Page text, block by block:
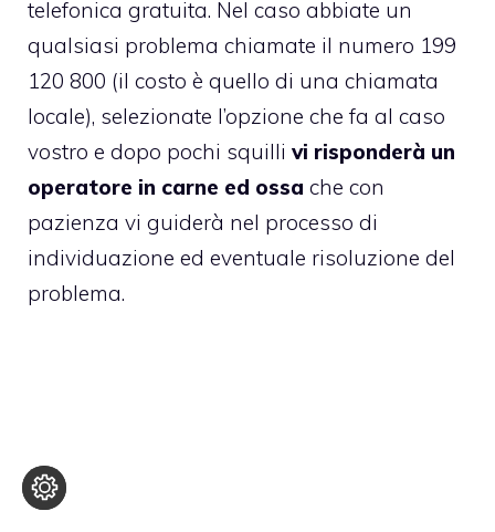
telefonica gratuita. Nel caso abbiate un
qualsiasi problema chiamate il numero 199
120 800 (il costo è quello di una chiamata
locale), selezionate l’opzione che fa al caso
vostro e dopo pochi squilli vi risponderà un
operatore in carne ed ossa che con
pazienza vi guiderà nel processo di
individuazione ed eventuale risoluzione del
problema.